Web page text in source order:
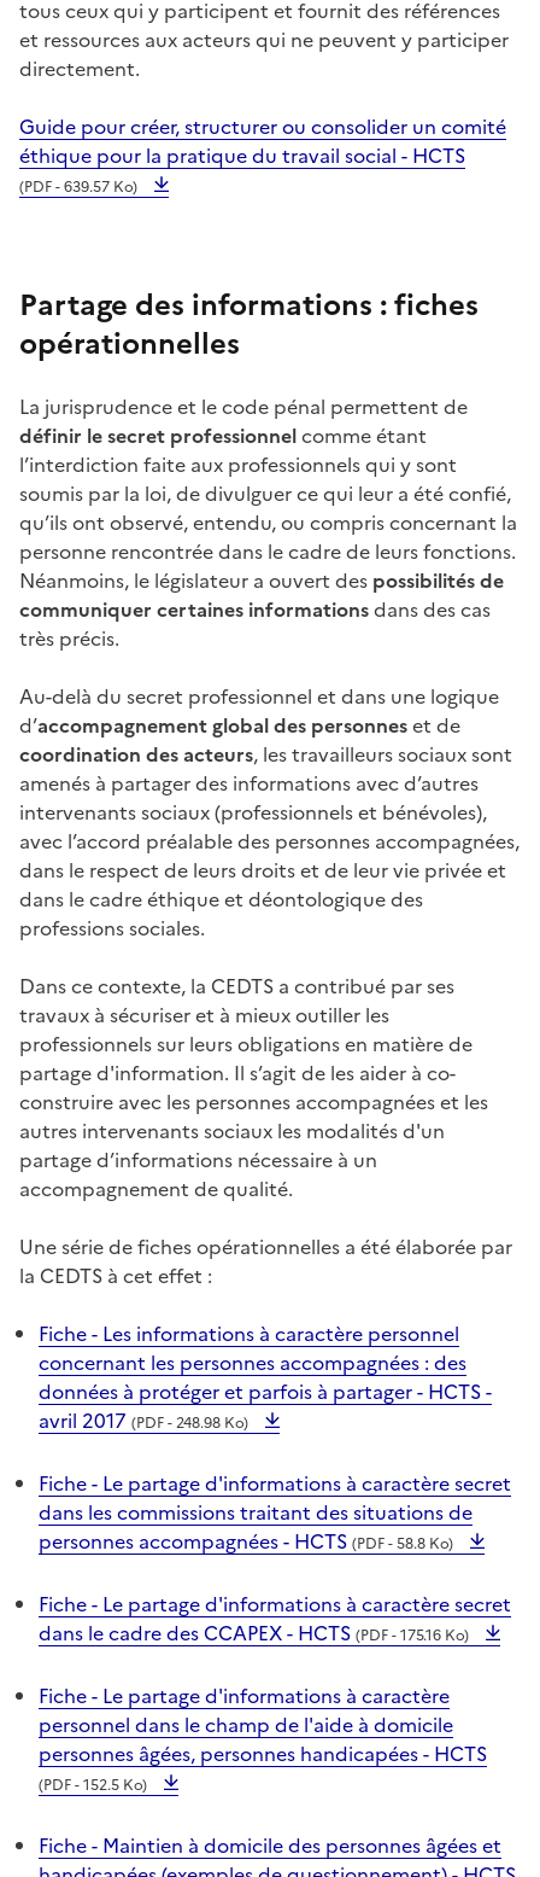
tous ceux qui y participent et fournit des références
et ressources aux acteurs qui ne peuvent y participer
directement.
Guide pour créer, structurer ou consolider un comité
éthique pour la pratique du travail social - HCTS
(PDF - 639.57 Ko)
Partage des informations : fiches
opérationnelles
La jurisprudence et le code pénal permettent de
définir le secret professionnelcomme étant
l’interdiction faite aux professionnels qui y sont
soumis par la loi, de divulguer ce qui leur a été confié,
qu’ils ont observé, entendu, ou compris concernant la
personne rencontrée dans le cadre de leurs fonctions.
Néanmoins, le législateur a ouvert des possibilités de
communiquer certaines informationsdans des cas
très précis.
Au-delà du secret professionnel et dans une logique
d’accompagnement global des personneset de
coordination des acteurs, les travailleurs sociaux sont
amenés à partager des informations avec d’autres
intervenants sociaux (professionnels et bénévoles),
avec l’accord préalable des personnes accompagnées,
dans le respect de leurs droits et de leur vie privée et
dans le cadre éthique et déontologique des
professions sociales.
Dans ce contexte, la CEDTS a contribué par ses
travaux à sécuriser et à mieux outiller les
professionnels sur leurs obligations en matière de
partage d'information. Il s’agit de les aider à co-
construire avec les personnes accompagnées et les
autres intervenants sociaux les modalités d'un
partage d’informations nécessaire à un
accompagnement de qualité.
Une série de fiches opérationnelles a été élaborée par
la CEDTS à cet effet :
Fiche - Les informations à caractère personnel
concernant les personnes accompagnées : des
données à protéger et parfois à partager - HCTS -
avril 2017 (PDF - 248.98 Ko)
Fiche - Le partage d'informations à caractère secret
dans les commissions traitant des situations de
personnes accompagnées - HCTS (PDF - 58.8 Ko)
Fiche - Le partage d'informations à caractère secret
dans le cadre des CCAPEX - HCTS (PDF - 175.16 Ko)
Fiche - Le partage d'informations à caractère
personnel dans le champ de l'aide à domicile
personnes âgées, personnes handicapées - HCTS
(PDF - 152.5 Ko)
Fiche - Maintien à domicile des personnes âgées et